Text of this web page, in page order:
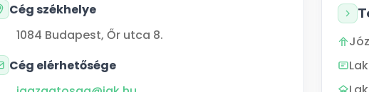
Cég székhelye
1084 Budapest,Őr utca 8.
Cég elérhetősége